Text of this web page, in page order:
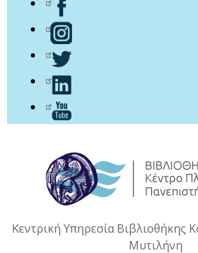
Κεντρική Υπηρεσία Βιβλιοθήκης
Μυτιλήνη